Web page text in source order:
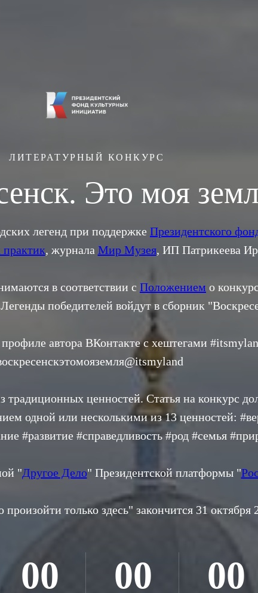
ЛИТЕРАТУРНЫЙ КОНКУРС
Это моя
легенд при поддержке Президентского
, журнала Мир Музея, ИП Патрикеева
в соответствии с Положением о
победителей войдут в сборник
автора ВКонтакте с хештегами
традиционных ценностей. Статья на конкурс
одной или несколькими из 13 ценностей:
#развитие #справедливость #род #семья
"Другое Дело" Президентской платформы "
только здесь" закончится 31 октября
00 00 00